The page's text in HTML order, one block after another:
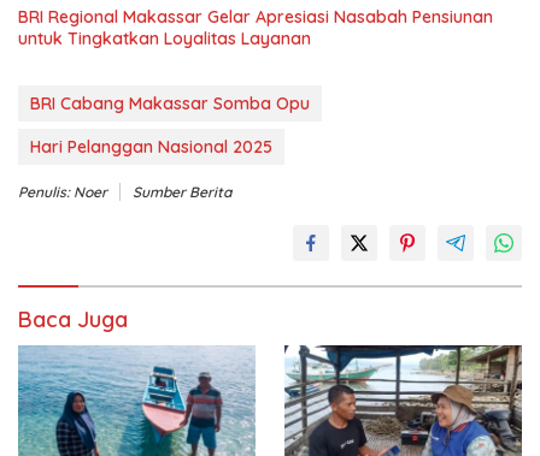
BRI Regional Makassar Gelar Apresiasi Nasabah Pensiunan
untuk Tingkatkan Loyalitas Layanan
BRI Cabang Makassar Somba Opu
Hari Pelanggan Nasional 2025
Penulis: Noer Sumber Berita
Baca Juga